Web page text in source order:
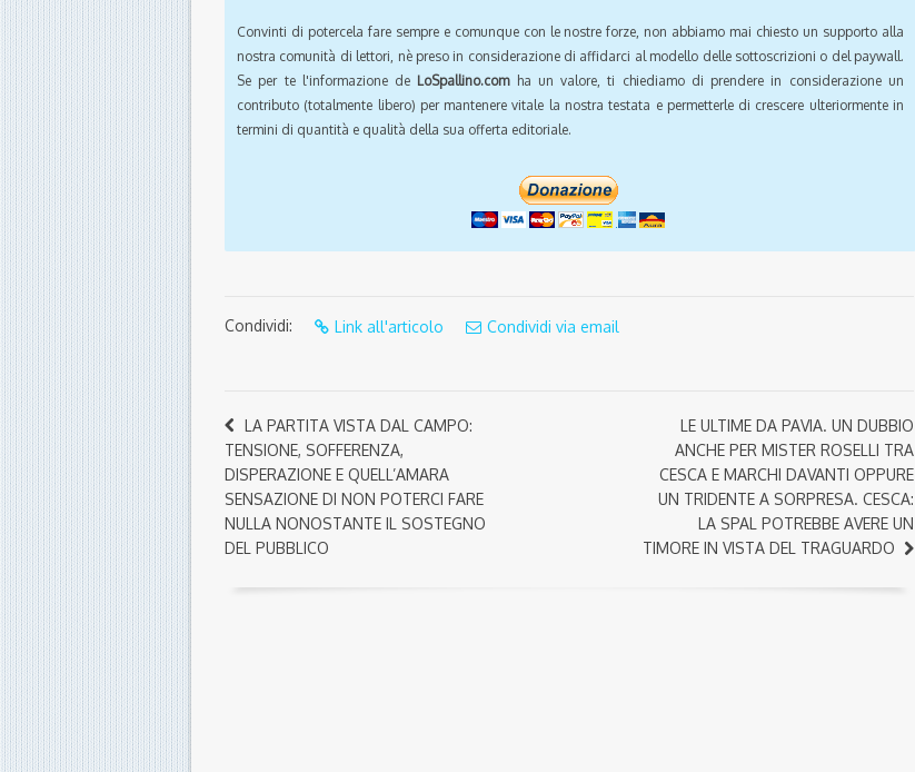
Convinti di potercela fare sempre e comunque con le nostre forze, non abbiamo mai chiesto un supporto alla
nostra comunità di lettori, nè preso in considerazione di affidarci al modello delle sottoscrizioni o del paywall.
Se per te l'informazione de LoSpallino.comha un valore, ti chiediamo di prendere in considerazione un
contributo (totalmente libero) per mantenere vitale la nostra testata e permetterle di crescere ulteriormente in
termini di quantità e qualità della sua offerta editoriale.
Condividi: Link all'articolo Condividi via email
LA PARTITA VISTA DAL CAMPO:
TENSIONE, SOFFERENZA,
DISPERAZIONE E QUELL’AMARA
SENSAZIONE DI NON POTERCI FARE
NULLA NONOSTANTE IL SOSTEGNO
DEL PUBBLICO
LE ULTIME DA PAVIA. UN DUBBIO
ANCHE PER MISTER ROSELLI TRA
CESCA E MARCHI DAVANTI OPPURE
UN TRIDENTE A SORPRESA. CESCA:
LA SPAL POTREBBE AVERE UN
TIMORE IN VISTA DEL TRAGUARDO